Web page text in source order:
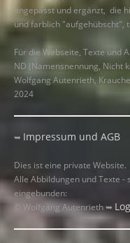
angepasst und ergänzt, die
und farblich "aufgehübscht",
Für die Webseite, Texte und
ND (Namensnennung, Nicht
Wolfgang Autenrieth,
2024
➥ Impressum und AGB
Dies ist eine private Website.
Alle Abbildungen und Texte -
eingebunden:
© Wolfgang Autenrieth ➥